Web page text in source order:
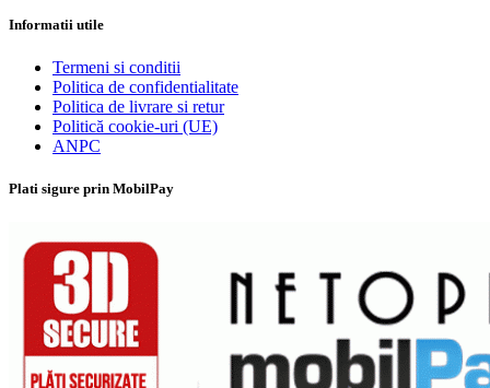
Informatii utile
Termeni si conditii
Politica de confidentialitate
Politica de livrare si retur
Politică cookie-uri (UE)
ANPC
Plati sigure prin MobilPay